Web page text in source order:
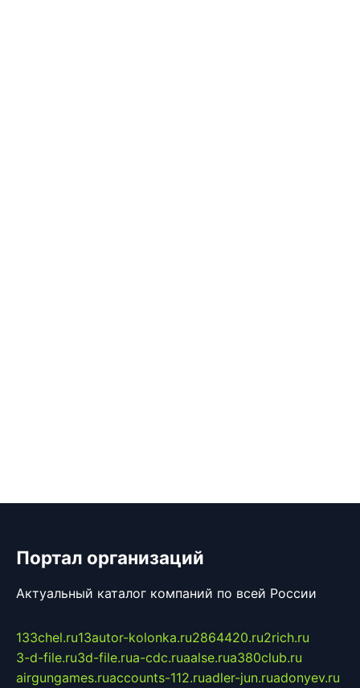
Портал организаций
Актуальный каталог компаний по всей России
133chel.ru13autor-kolonka.ru2864420.ru2rich.ru
3-d-file.ru3d-file.rua-cdc.ruaalse.rua380club.ru
airgungames.ruaccounts-112.ruadler-jun.ruadonyev.ru